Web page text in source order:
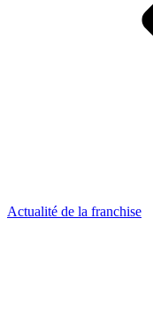
Actualité de la franchise